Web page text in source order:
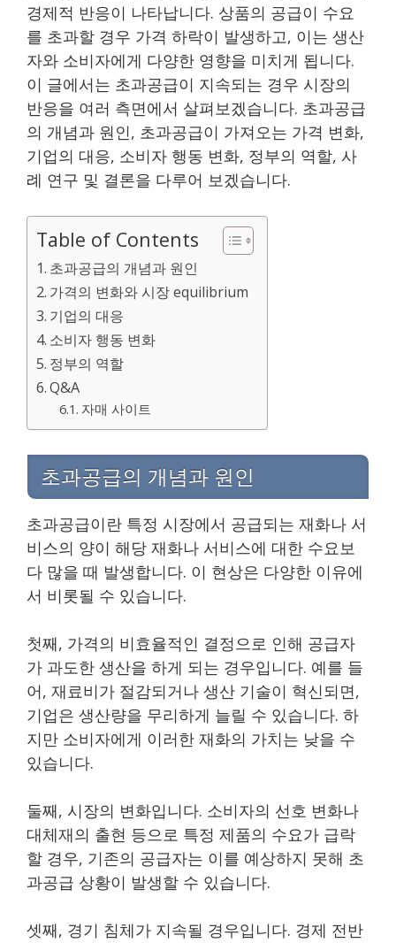
경제적 반응이 나타납니다. 상품의 공급이 수요
를 초과할 경우 가격 하락이 발생하고, 이는 생산
자와 소비자에게 다양한 영향을 미치게 됩니다.
이 글에서는 초과공급이 지속되는 경우 시장의
반응을 여러 측면에서 살펴보겠습니다. 초과공급
의 개념과 원인, 초과공급이 가져오는 가격 변화,
기업의 대응, 소비자 행동 변화, 정부의 역할, 사
례 연구 및 결론을 다루어 보겠습니다.
Table of Contents
초과공급의 개념과 원인
가격의 변화와 시장 equilibrium
기업의 대응
소비자 행동 변화
정부의 역할
Q&A
자매 사이트
초과공급의 개념과 원인
초과공급이란 특정 시장에서 공급되는 재화나 서
비스의 양이 해당 재화나 서비스에 대한 수요보
다 많을 때 발생합니다. 이 현상은 다양한 이유에
서 비롯될 수 있습니다.
첫째, 가격의 비효율적인 결정으로 인해 공급자
가 과도한 생산을 하게 되는 경우입니다. 예를 들
어, 재료비가 절감되거나 생산 기술이 혁신되면,
기업은 생산량을 무리하게 늘릴 수 있습니다. 하
지만 소비자에게 이러한 재화의 가치는 낮을 수
있습니다.
둘째, 시장의 변화입니다. 소비자의 선호 변화나
대체재의 출현 등으로 특정 제품의 수요가 급락
할 경우, 기존의 공급자는 이를 예상하지 못해 초
과공급 상황이 발생할 수 있습니다.
셋째, 경기 침체가 지속될 경우입니다. 경제 전반